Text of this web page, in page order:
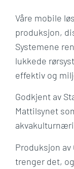
Våre mobile
produksjon,
Systemene
lukkede
effektiv og
Godkjent av
Mattilsynet
Produksjon av
trenger det,